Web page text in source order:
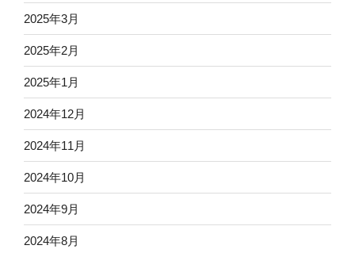
2025年3月
2025年2月
2025年1月
2024年12月
2024年11月
2024年10月
2024年9月
2024年8月